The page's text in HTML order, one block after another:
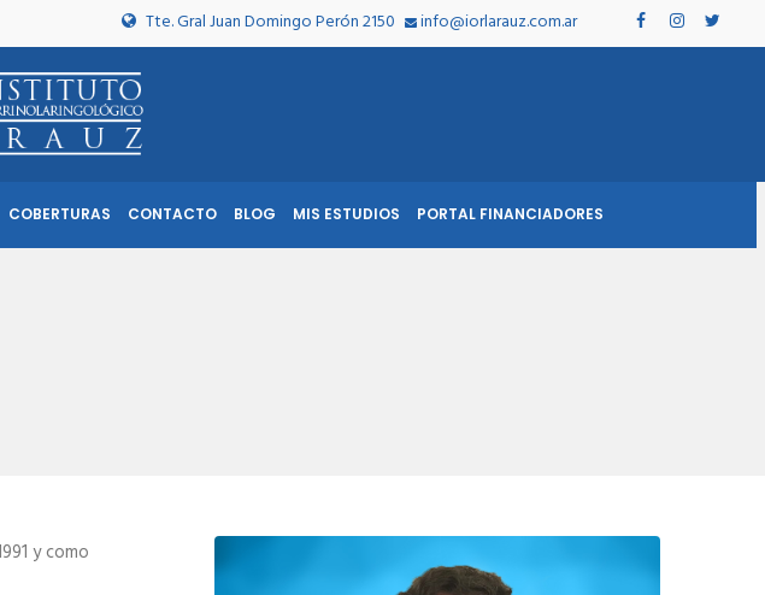
Tte. Gral Juan Domingo Perón 2150 info@iorlarauz.com.ar
COBERTURAS CONTACTO BLOG MIS ESTUDIOS PORTAL FINANCIADORES
y como